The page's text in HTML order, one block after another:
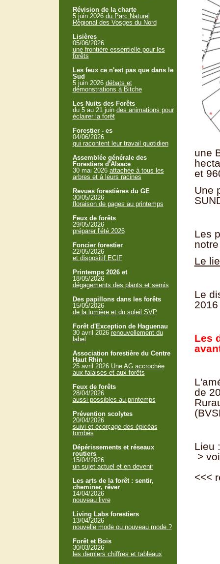
une
et
Une
Les
Le
Le
Les
de
Lieu
>
<<<
Révision de la charte
5 juin 2026 du Parc Naturel
Régional des Vosges du Nord
Lisières
05/06/2026
une frontière essentielle pour les
forêts
Les feux ce n'est pas que dans le
Sud
5 juin 2026 débats et
démonstrations à Bitche
Les Nuits des Forêts
du 5 au 21 juin des animations pour
éclairer la forêt
Forestier - es
04/06/2026
qui racontent leur travail quotidien
Assemblée générale des
Forestiers d'Alsace
30 mai 2026 attachée à tous les
arbres et à leurs racines
Revues forestières du GE
30/05/2026
floraison de pages au printemps
Feux de forêts
29/05/2026
préparer l'été 2026
Foncier forestier
22/05/2026
et dispositif ECIF
Printemps 2026 et
18/05/2026
dégagements des plants et semis
Des papillons dans les forêts
15/05/2026
de la lumière et du soleil SVP
Forêt d'Exception de Haguenau
30 avril 2026 renouvellement du
label
Association forestière du Centre
Haut Rhin
25 avril 2026 Une AG accrochée
aux falaises et aux forêts
Feux de forêts
28/04/2026
aussi possibles au printemps
Prévention scolytes
20/04/2026
suivi et écorçage des épicéas
tombés
Dépérissements et réseaux
routiers
15/04/2026
un sujet actuel et en devenir
Les arts de la forêt : sentir,
cheminer, rêver
14/04/2026
nouveau livre
Living Labs forestiers
13/04/2026
nouvelle mode ou nouveau mode ?
Forêt et Bois
30/03/2026
les derniers chiffres et tableaux